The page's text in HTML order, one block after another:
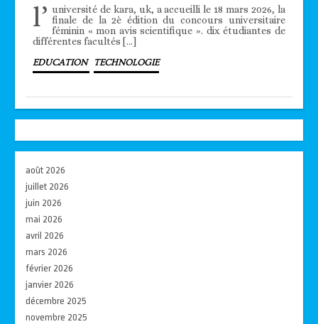
l’ université de kara, uk, a accueilli le 18 mars 2026, la
finale de la 2è édition du concours universitaire
féminin « mon avis scientifique ». dix étudiantes de
différentes facultés […]
EDUCATION TECHNOLOGIE
août 2026
juillet 2026
juin 2026
mai 2026
avril 2026
mars 2026
février 2026
janvier 2026
décembre 2025
novembre 2025